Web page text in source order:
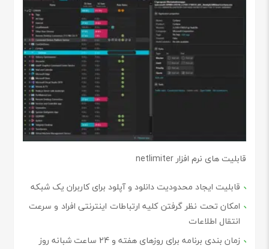
قابلیت های نرم افزار netlimiter
قابلیت ایجاد محدودیت دانلود و آپلود برای کاربران یک شبکه
امکان تحت نظر گرفتن کلیه ارتباطات اینترنتی افراد و سرعت
انتقال اطلاعات
زمان بندی برنامه برای روزهای هفته و 24 ساعت شبانه روز